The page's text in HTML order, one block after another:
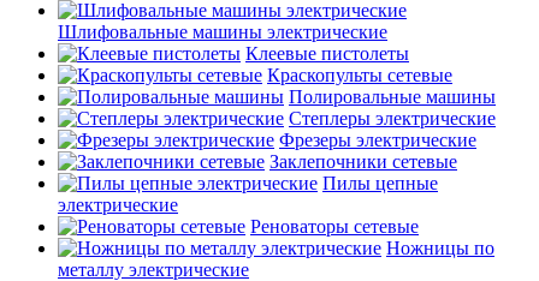
Шлифовальные машины электрические
Клеевые пистолеты
Краскопульты сетевые
Полировальные машины
Степлеры электрические
Фрезеры электрические
Заклепочники сетевые
Пилы цепные
электрические
Реноваторы сетевые
Ножницы по
металлу электрические